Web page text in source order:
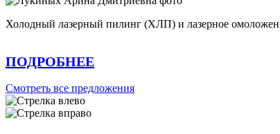
Холодный лазерный пилинг (ХЛП) и лазерное
ПОДРОБНЕЕ
Смотреть все предложения